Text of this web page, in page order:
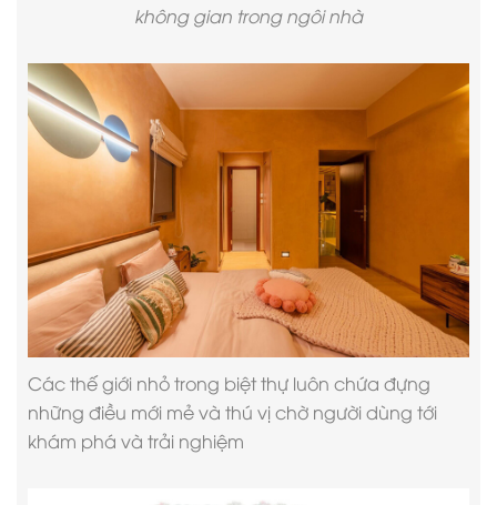
không gian trong ngôi nhà
Các thế giới nhỏ trong biệt thự luôn chứa đựng
những điều mới mẻ và thú vị chờ người dùng tới
khám phá và trải nghiệm